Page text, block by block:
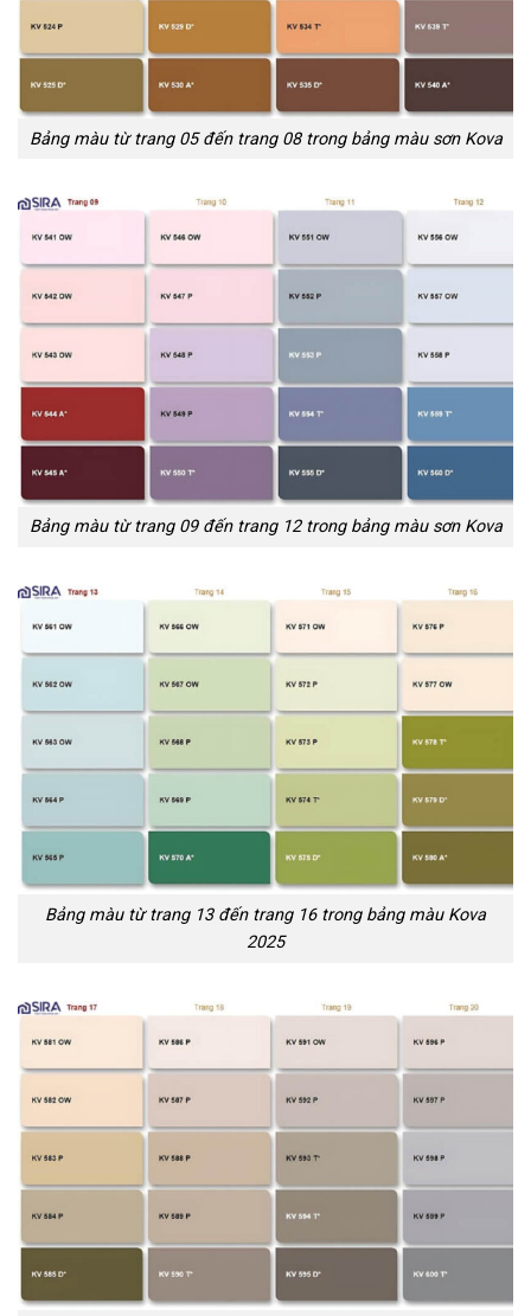
Bảng màu từ trang 05 đến trang 08 trong bảng màu sơn Kova
Bảng màu từ trang 09 đến trang 12 trong bảng màu sơn Kova
Bảng màu từ trang 13 đến trang 16 trong bảng màu Kova
2025